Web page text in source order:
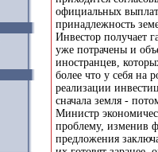
официальных
принадлежность
Инвестор получает
уже потрачены и
иностранцев,
более что у себя на
реализации
сначала земля -
Министр
проблему, изменив
предложения